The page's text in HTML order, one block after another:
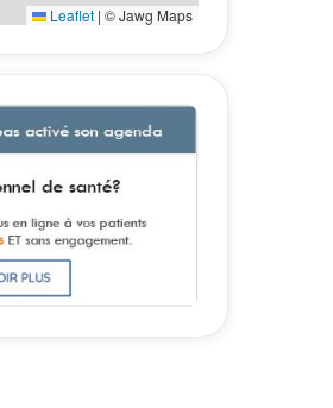
Leaflet | © Jawg Maps